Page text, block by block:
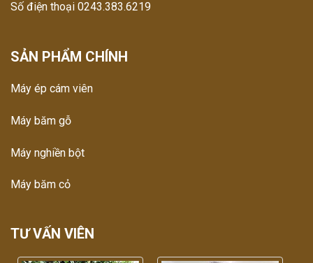
Số điện thoại 0243.383.6219
SẢN PHẨM CHÍNH
Máy ép cám viên
Máy băm gỗ
Máy nghiền bột
Máy băm cỏ
TƯ VẤN VIÊN